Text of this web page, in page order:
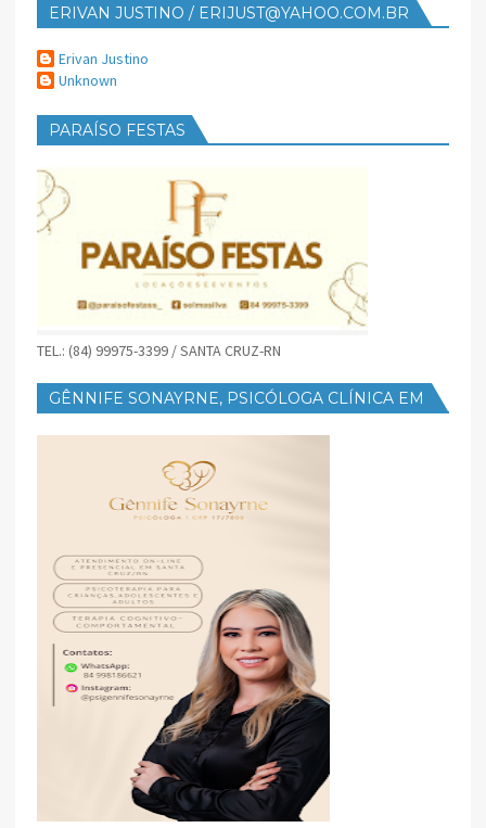
ERIVAN JUSTINO / ERIJUST@YAHOO.COM.BR
Erivan Justino
Unknown
PARAÍSO FESTAS
TEL.: (84) 99975-3399 / SANTA CRUZ-RN
GÊNNIFE SONAYRNE, PSICÓLOGA CLÍNICA EM